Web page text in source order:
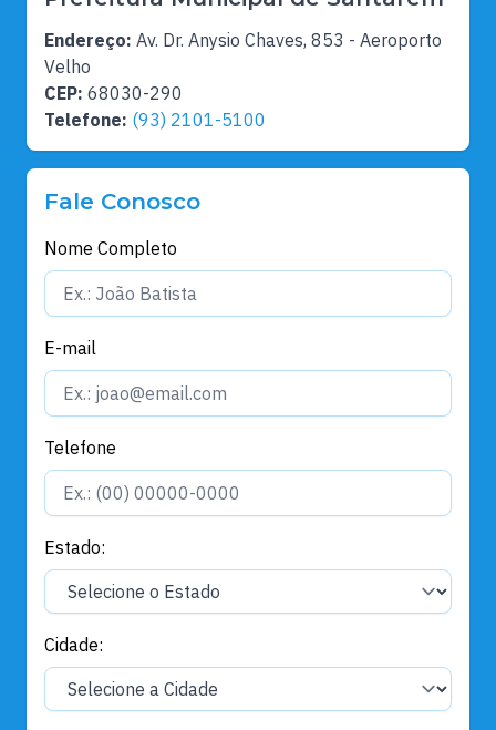
Endereço: Av. Dr. Anysio Chaves, 853 - Aeroporto
Velho
CEP: 68030-290
Telefone: (93) 2101-5100
Fale Conosco
Nome Completo
E-mail
Telefone
Estado:
Cidade: